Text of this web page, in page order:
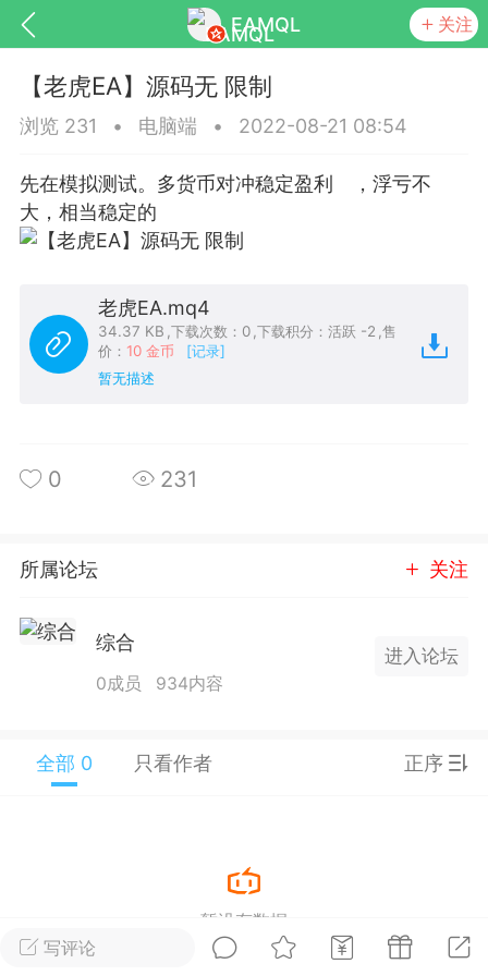
EAMQL 关注
匿名树洞
Lv.9 神隐会员 靓号
EA+
电脑端 趋势
狼行黄金一次一单1.1你们期待的一
了，主打高胜率没浮亏！复利模式下 历
狼行天下 #黄金
2024年 狼行天下A03.01软件大更
EA 增加货币版EA
写评论
【老虎EA】源码无 限制
浏览 231 • 电脑端 • 2022-08-21 08:54
先在模拟测试。多货币对冲稳定盈利 ，浮亏不
大，相当稳定的
老虎EA.mq4
34.37 KB ,下载次数：0 ,下载积分：活跃 -2 ,售
价： 10 金币
[记录]
暂无描述
0 231
所属论坛 关注
综合
0成员 934内容
进入论坛
全部 0 只看作者 正序
暂没有数据